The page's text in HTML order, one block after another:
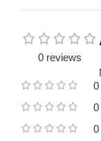
0 reviews
0
0
0